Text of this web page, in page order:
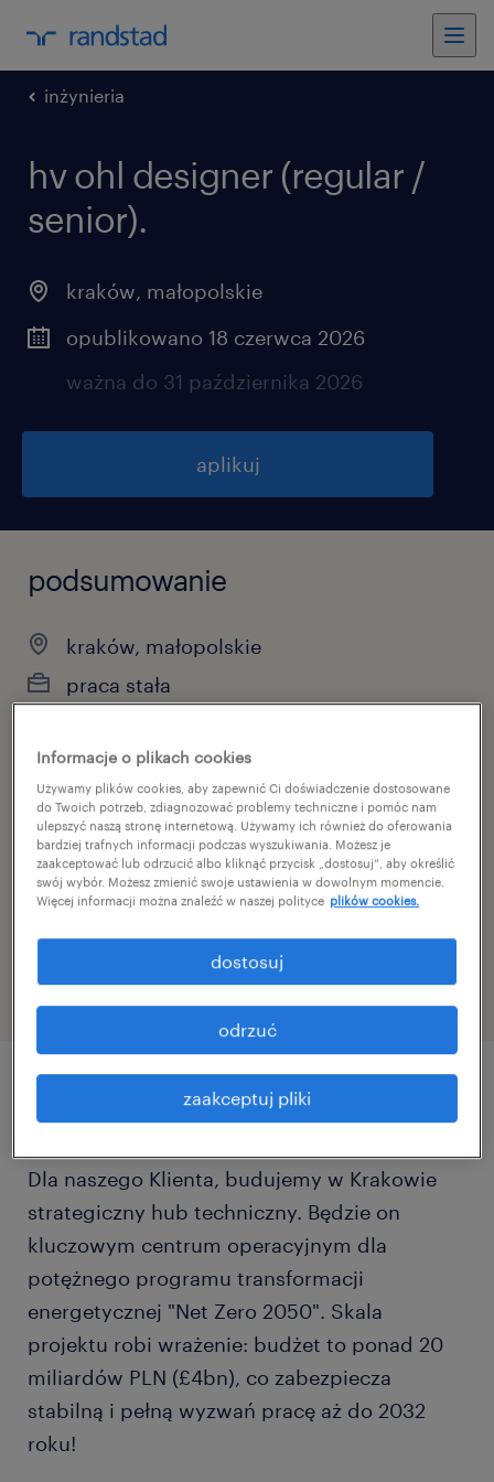
inżynieria
hv ohl designer (regular /
senior).
kraków, małopolskie
opublikowano 18 czerwca 2026
ważna do 31 października 2026
aplikuj
podsumowanie
kraków, małopolskie
praca stała
specjalizacja
inżynieria
reference number
46948697
szczegóły oferty
Dla naszego Klienta, budujemy w Krakowie
strategiczny hub techniczny. Będzie on
kluczowym centrum operacyjnym dla
potężnego programu transformacji
energetycznej "Net Zero 2050". Skala
projektu robi wrażenie: budżet to ponad 20
miliardów PLN (£4bn), co zabezpiecza
stabilną i pełną wyzwań pracę aż do 2032
roku!
Informacje o plikach cookies
Używamy plików cookies, aby zapewnić Ci doświadczenie dostosowane
do Twoich potrzeb, zdiagnozować problemy techniczne i pomóc nam
ulepszyć naszą stronę internetową. Używamy ich również do oferowania
bardziej trafnych informacji podczas wyszukiwania. Możesz je
zaakceptować lub odrzucić albo kliknąć przycisk „dostosuj”, aby określić
swój wybór. Możesz zmienić swoje ustawienia w dowolnym momencie.
Więcej informacji można znaleźć w naszej polityce plików cookies.
zaakceptuj pliki
odrzuć
dostosuj